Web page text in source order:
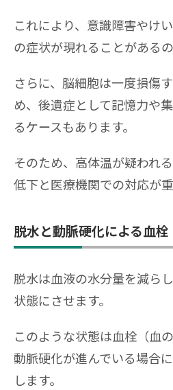
これにより、意識障害やけ
の症状が現れることがあるの
さらに、脳細胞は一度損傷
め、後遺症として記憶力や
るケースもあります。
そのため、高体温が疑われ
低下と医療機関での対応が重
脱水と動脈硬化による血
脱水は血液の水分量を減ら
状態にさせます。
このような状態は血栓（血
動脈硬化が進んでいる場合
します。